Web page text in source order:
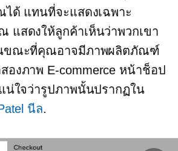
ด้ แทนที่จะแสดงเฉพาะ
สดงให้ลูกค้าเห็นว่าพวกเขา
นขณะที่คุณอาจมีภาพผลิตภัณฑ์
องภาพ E-commerce หน้าช็อป
น่ใจว่ารูปภาพนั้นปรากฏใน
นีล.